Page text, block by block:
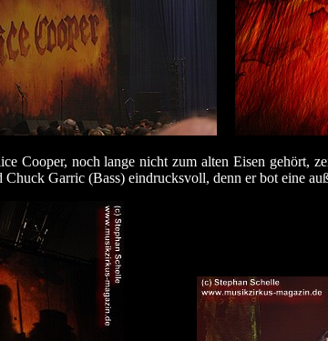
Cooper, noch lange nicht zum alten Eisen gehört,
Garric (Bass) eindrucksvoll, denn er bot eine